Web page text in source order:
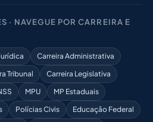
· NAVEGUE POR CARREIRA E
Carreira Administrativa
Tribunal
Carreira Legislativa
MPU
MP Estaduais
Polícias Civis
Educação Federal